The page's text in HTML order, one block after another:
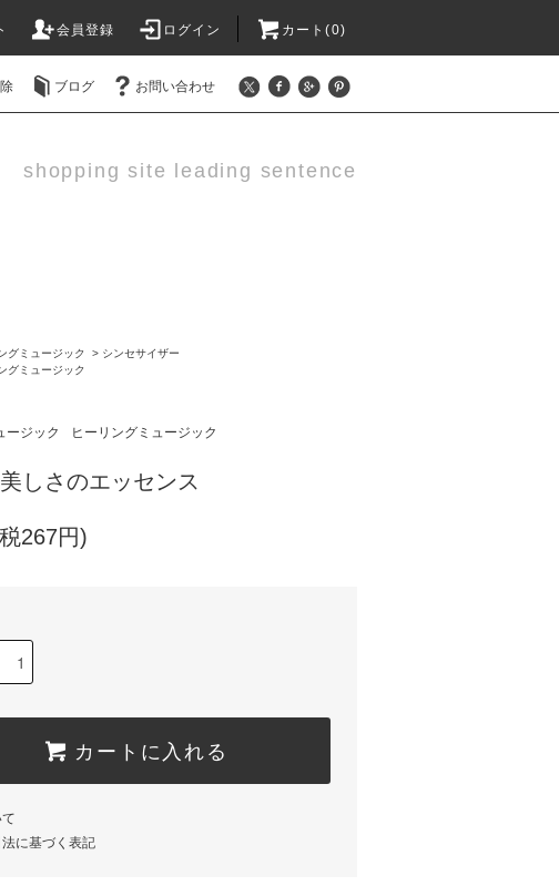
会員登録 ログイン カート(0)
ブログ お問い合わせ
shopping site leading sentence
グミュージック > シンセサイザー
グミュージック
ージック ヒーリングミュージック
しさのエッセンス
267円)
カートに入れる
に基づく表記